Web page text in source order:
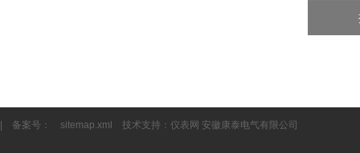
| 备案号： sitemap.xml 技术支持： 仪表网 安徽康泰电气有限公司